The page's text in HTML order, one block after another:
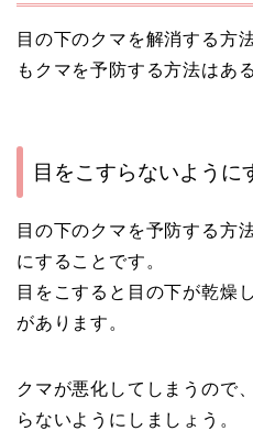
目の下のクマを解消する方
もクマを予防する方法はあ
目をこすらないように
目の下のクマを予防する方
にすることです。
目をこすると目の下が乾燥
があります。
クマが悪化してしまうので
らないようにしましょう。